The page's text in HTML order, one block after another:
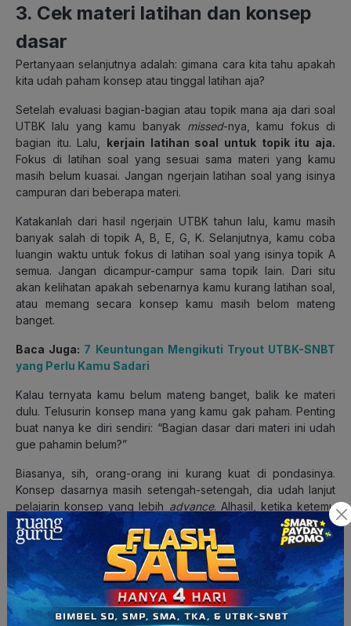
3. Cek materi latihan dan konsep
dasar
Pertanyaan selanjutnya adalah: gimana cara kita tahu apakah
kita udah paham konsep atau tinggal latihan aja?
Setelah evaluasi bagian-bagian atau topik mana aja dari soal
UTBK lalu yang kamu banyak missed-nya, kamu fokus di
bagian itu. Lalu, kerjain latihan soal untuk topik itu aja.
Fokus di latihan soal yang sesuai sama materi yang kamu
masih belum kuasai. Jangan ngerjain latihan soal yang isinya
campuran dari beberapa materi.
Katakanlah dari hasil ngerjain UTBK tahun lalu, kamu masih
banyak salah di topik A, B, E, G, K. Selanjutnya, kamu coba
luangin waktu untuk fokus di latihan soal yang isinya topik A
semua. Jangan dicampur-campur sama topik lain. Dari situ
akan kelihatan apakah sebenarnya kamu kurang latihan soal,
atau memang secara konsep kamu masih belom mateng
banget.
Baca Juga: 7 Keuntungan Mengikuti Tryout UTBK-SNBT
yang Perlu Kamu Sadari
Kalau ternyata kamu belum mateng banget, balik ke materi
dulu. Telusurin konsep mana yang kamu gak paham. Penting
buat nanya ke diri sendiri: “Bagian dasar dari materi ini udah
gue pahamin belum?”
Biasanya, sih, orang-orang ini kurang kuat di pondasinya.
Konsep dasarnya masih setengah-setengah, dia udah lanjut
pelajarin konsep yang lebih advance. Alhasil, ketika ketemu
soal yang “ngegocek” bakal bingung sendiri.
Tips buat melajarin materi dasar: pakai
teknik Richard
Kamu bisa bikin grup-grup atau adain call kecil-
kecilan bareng temen deket kamu. Lalu coba “saling
ngajarin”. Bagian yang menurut kamu masih susah, kamu
pelajarin, lalu coba jelasin ke temen kamu pakai bahasa kamu